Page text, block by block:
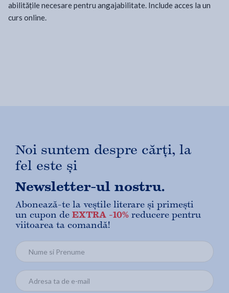
abilitățile necesare pentru angajabilitate. Include acces la un
curs online.
Noi suntem despre cărți, la
fel este și
Newsletter-ul nostru.
Abonează-te la veștile literare și primești
un cupon de EXTRA -10% reducere pentru
viitoarea ta comandă!